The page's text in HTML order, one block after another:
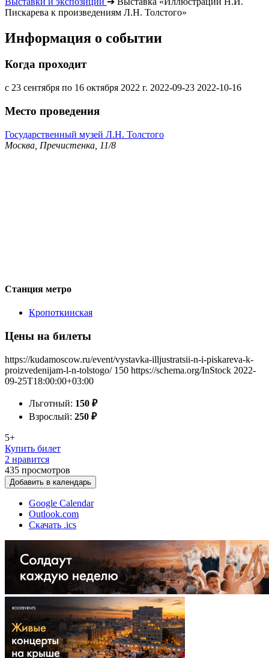
Пискарева к произведениям Л.Н. Толстого»
Информация о событии
Когда проходит
с 23 сентября по 16 октября 2022 г. 2022-09-23 2022-10-16
Место проведения
Государственный музей Л.Н. Толстого
Москва, Пречистенка, 11/8
Станция метро
Кропоткинская
Цены на билеты
https://kudamoscow.ru/event/vystavka-illjustratsii-n-i-piskareva-k-
proizvedenijam-l-n-tolstogo/ 150 https://schema.org/InStock 2022-
09-25T18:00:00+03:00
Льготный: 150 ₽
Взрослый: 250 ₽
5+
Купить билет
2 нравится
435 просмотров
Добавить в календарь
Google Calendar
Outlook.com
Скачать .ics